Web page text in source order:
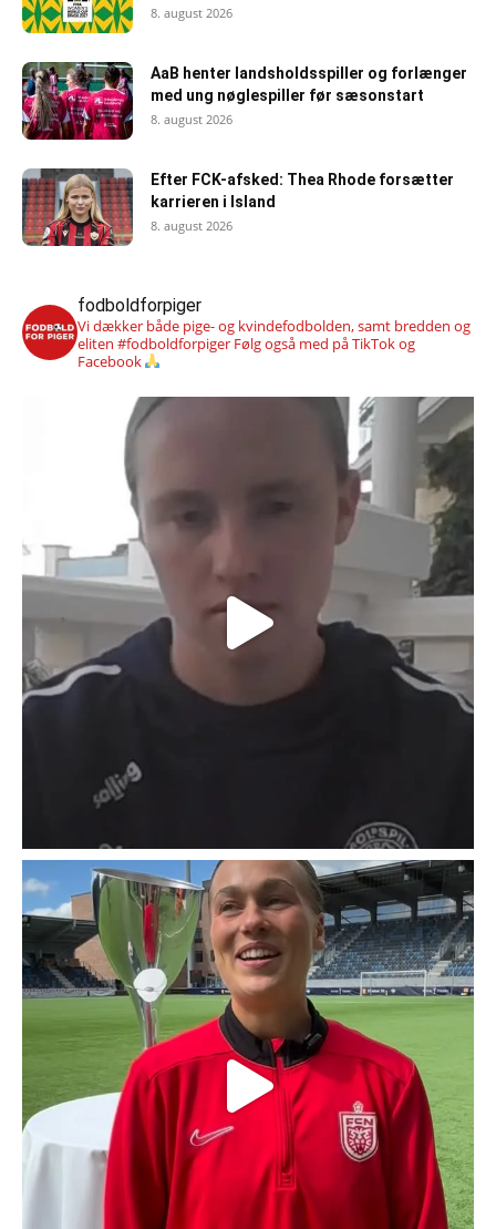
8. august 2026
AaB henter landsholdsspiller og forlænger
med ung nøglespiller før sæsonstart
8. august 2026
Efter FCK-afsked: Thea Rhode forsætter
karrieren i Island
8. august 2026
fodboldforpiger
Vi dækker både pige- og kvindefodbolden, samt bredden og
eliten #fodboldforpiger Følg også med på TikTok og
Facebook